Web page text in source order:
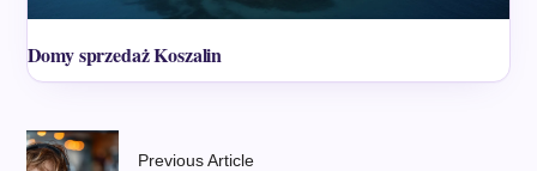
Domy sprzedaż Koszalin
Previous Article